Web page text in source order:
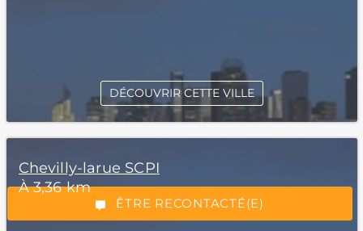
*Champs obligatoires
“Excellent”, 165 avis
ÊTRE RECONTACTÉ(E)
DÉCOUVRIR CETTE VILLE
Chevilly-larue SCPI
À 3,36 km